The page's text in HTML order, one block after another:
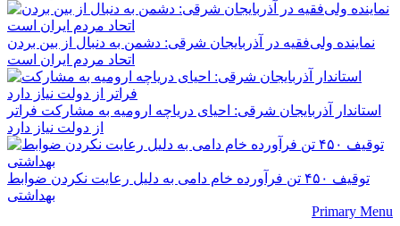
نماینده ولی‌فقیه در آذربایجان شرقی: دشمن به دنبال از بین بردن
اتحاد مردم ایران است
استاندار آذربایجان شرقی: احیای دریاچه ارومیه به مشارکت فراتر
از دولت نیاز دارد
توقیف ۴۵۰ تن فرآورده خام دامی به دلیل رعایت نکردن ضوابط
بهداشتی
Primary Menu